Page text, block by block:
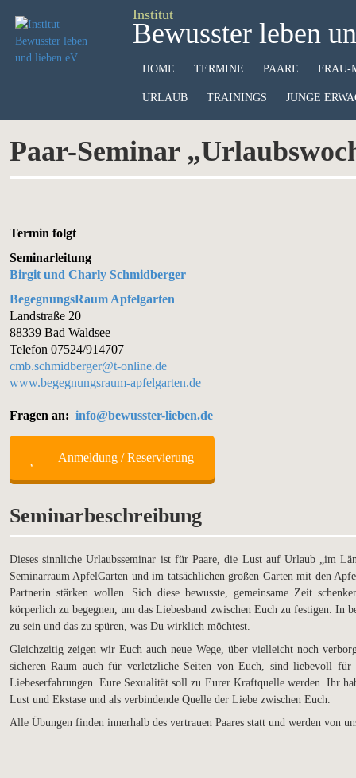
Institut
Bewusster leben
HOME TERMINE PAARE FRAU-
URLAUB TRAININGS JUNGE
Paar-Seminar
Termin folgt
Seminarleitung
Birgit und Charly Schmidberger
BegegnungsRaum Apfelgarten
Landstraße 20
88339 Bad Waldsee
Telefon 07524/914707
cmb.schmidberger@t-online.de
www.begegnungsraum-apfelgarten.de
Fragen an: info@bewusster-lieben.de
Anmeldung / Reservierung
Seminarbeschreibung
Dieses sinnliche Urlaubsseminar ist für Paare, die Lust auf Urlaub „im
Seminarraum ApfelGarten und im tatsächlichen großen Garten mit den
Partnerin stärken wollen. Sich diese bewusste, gemeinsame Zeit
körperlich zu begegnen, um das Liebesband zwischen Euch zu festigen.
zu sein und das zu spüren, was Du wirklich möchtest.
Gleichzeitig zeigen wir Euch auch neue Wege, über vielleicht noch
sicheren Raum auch für verletzliche Seiten von Euch, sind liebevoll
Liebeserfahrungen. Eure Sexualität soll zu Eurer Kraftquelle werden. Ihr
Lust und Ekstase und als verbindende Quelle der Liebe zwischen Euch.
Alle Übungen finden innerhalb des vertrauen Paares statt und werden von